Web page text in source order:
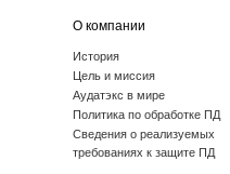
О компании
История
Цель и миссия
Аудатэкс в мире
Политика по обработке ПД
Cведения о реализуемых
требованиях к защите ПД